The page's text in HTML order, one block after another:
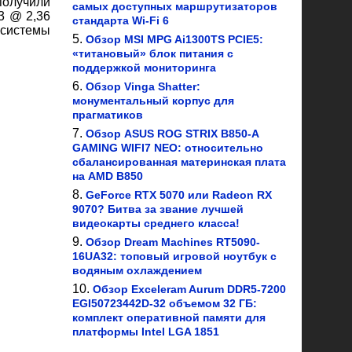
@ 2,36
самых доступных маршрутизаторов
стандарта Wi-Fi 6
Обзор MSI MPG Ai1300TS PCIE5:
«титановый» блок питания с
поддержкой мониторинга
Обзор Vinga Shatter:
монументальный корпус для
прагматиков
Обзор ASUS ROG STRIX B850-A
GAMING WIFI7 NEO: относительно
сбалансированная материнская плата
на AMD B850
GeForce RTX 5070 или Radeon RX
9070? Битва за звание лучшей
видеокарты среднего класса!
Обзор Dream Machines RT5090-
16UA32: топовый игровой ноутбук с
водяным охлаждением
Обзор Exceleram Aurum DDR5-7200
EGI50723442D-32 объемом 32 ГБ:
комплект оперативной памяти для
платформы Intel LGA 1851